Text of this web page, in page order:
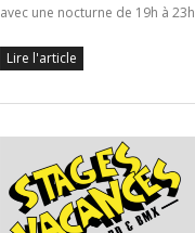
avec une nocturne de 19h à
Lire l'article